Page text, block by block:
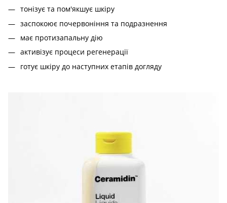
тонізує та пом'якшує шкіру
заспокоює почервоніння та подразнення
має протизапальну дію
активізує процеси регенерації
готує шкіру до наступних етапів догляду